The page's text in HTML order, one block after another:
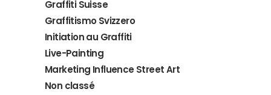
Graffiti Suisse
Graffitismo Svizzero
Initiation au Graffiti
Live-Painting
Marketing Influence Street Art
Non classé